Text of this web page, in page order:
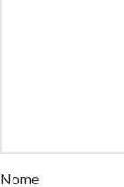
Nome